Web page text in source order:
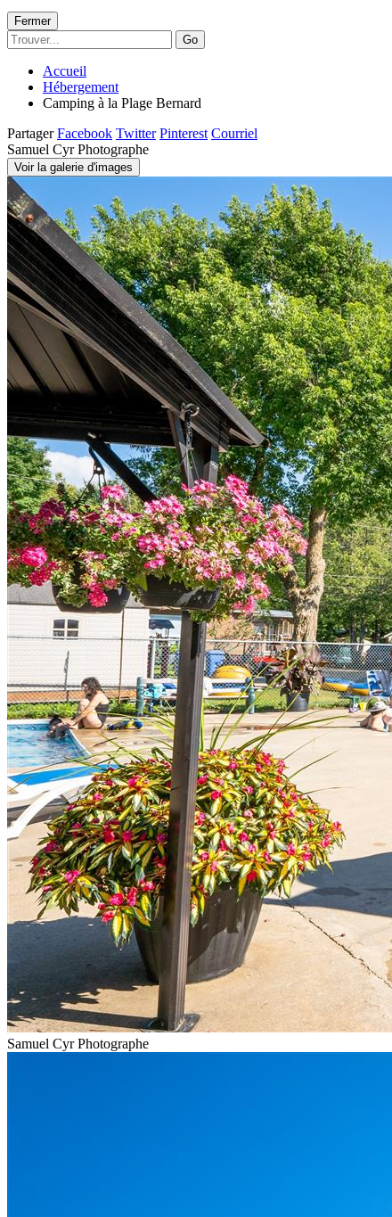
Fermer
Go
Accueil
Hébergement
Camping à la Plage Bernard
Partager Facebook Twitter Pinterest Courriel
Samuel Cyr Photographe
Voir la galerie d'images
Samuel Cyr Photographe